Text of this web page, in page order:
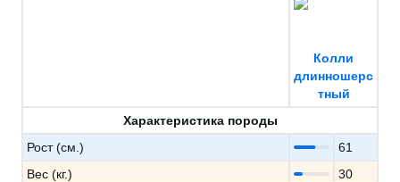
Колли
длинношерс
тный
Характеристика породы
Рост (см.)
61
Вес (кг.)
30